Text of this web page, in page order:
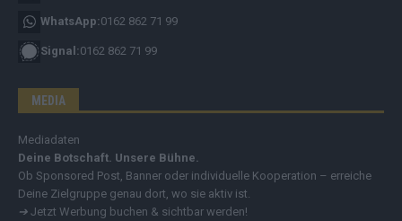
WhatsApp:0162 862 71 99
Signal:0162 862 71 99
MEDIA
Mediadaten
Deine Botschaft. Unsere Bühne.
Ob Sponsored Post, Banner oder individuelle Kooperation – erreiche
Deine Zielgruppe genau dort, wo sie aktiv ist.
➔ Jetzt Werbung buchen & sichtbar werden!